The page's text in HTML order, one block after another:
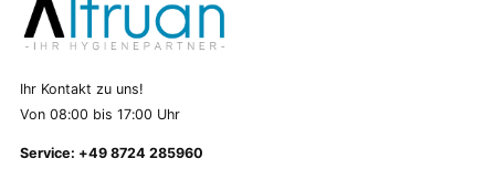
Ihr Kontakt zu uns!
Von 08:00 bis 17:00 Uhr
Service: +49 8724 285960